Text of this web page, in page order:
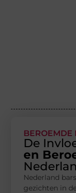
BEROEMDE
De
en
Nederland
gezichten in